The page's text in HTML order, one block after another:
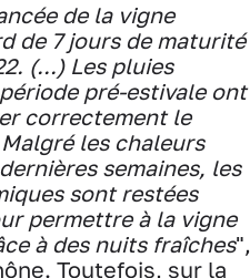
de la vigne
de 7 jours de maturité
(...) Les pluies
pré-estivale ont
correctement le
les chaleurs
semaines, les
sont restées
permettre à la vigne
à des nuits fraîches",
Toutefois, sur la